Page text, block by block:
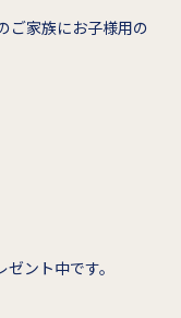
ご家族にお子様用の
ント中です。